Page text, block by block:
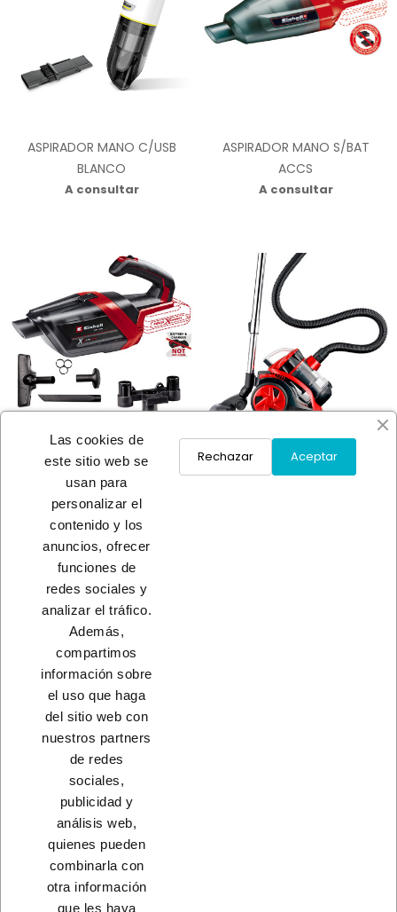
ASPIRADOR MANO C/USB
BLANCO
A consultar
ASPIRADOR MANO S/BAT
ACCS
A consultar
ASPIRADOR MANO S/BAT
ACCS
A consultar
CONTACTO
PRODUCTOS
NUESTRA EMPRESA
Las cookies de
este sitio web se
usan para
personalizar el
contenido y los
anuncios, ofrecer
funciones de
redes sociales y
analizar el tráfico.
Además,
compartimos
información sobre
el uso que haga
del sitio web con
nuestros partners
de redes
sociales,
publicidad y
análisis web,
quienes pueden
combinarla con
otra información
que les haya
Aceptar
Rechazar